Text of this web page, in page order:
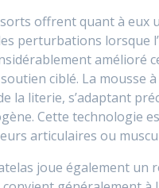
offrent quant à eux
perturbations lorsque
amélioré
ciblé. La mousse
la literie, s’adaptant
Cette technologie
articulaires ou
joue également